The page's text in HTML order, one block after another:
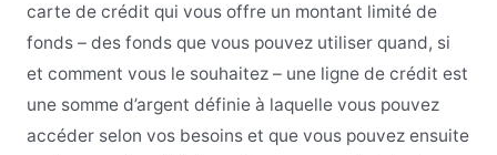
carte de crédit qui vous offre un montant limité de
fonds – des fonds que vous pouvez utiliser quand, si
et comment vous le souhaitez – une ligne de crédit est
une somme d’argent définie à laquelle vous pouvez
accéder selon vos besoins et que vous pouvez ensuite